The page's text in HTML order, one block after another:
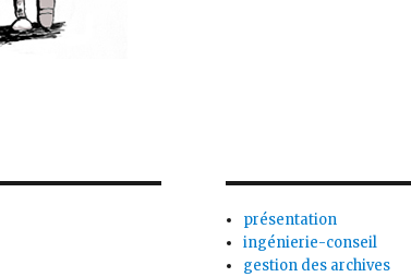
présentation
ingénierie-conseil
gestion des archives